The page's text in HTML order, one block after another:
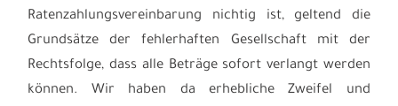
Ratenzahlungsvereinbarung nichtig ist, geltend die
Grundsätze der fehlerhaften Gesellschaft mit der
Rechtsfolge, dass alle Beträge sofort verlangt werden
können. Wir haben da erhebliche Zweifel und